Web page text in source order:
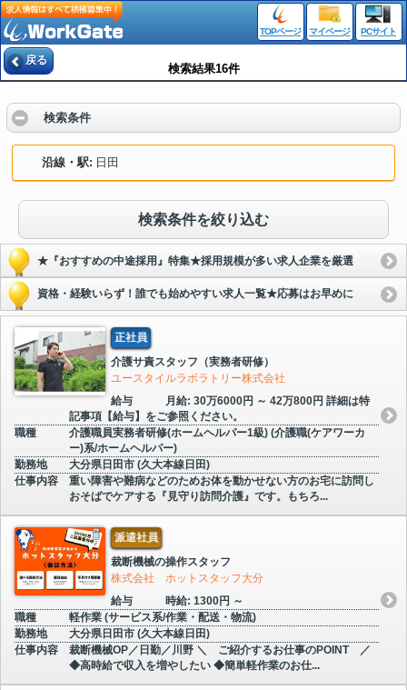
TOPページ マイページ PCサイト
戻る
検索結果16件
検索条件
沿線・駅 日田
検索条件を絞り込む
★『おすすめの中途採用』特集★採用規模が多い求人企業を厳選
資格・経験いらず！誰でも始めやすい求人一覧★応募はお早めに
正社員
介護サ責スタッフ（実務者研修）
ユースタイルラボラトリー株式会社
給与
月給: 30万6000円 ～ 42万800円 詳細は特
記事項【給与】をご参照ください。
職種
介護職員実務者研修(ホームヘルパー1級) (介護職(ケアワーカ
ー)系/ホームヘルパー)
勤務地
大分県日田市 (久大本線日田)
仕事内容
重い障害や難病などのためお体を動かせない方のお宅に訪問し
おそばでケアする『見守り訪問介護』です。もちろ...
派遣社員
裁断機械の操作スタッフ
株式会社 ホットスタッフ大分
給与
時給: 1300円 ～
職種
軽作業 (サービス系/作業・配送・物流)
勤務地
大分県日田市 (久大本線日田)
仕事内容
裁断機械OP／日勤／川野 ＼ ご紹介するお仕事のPOINT ／
◆高時給で収入を増やしたい ◆簡単軽作業のお仕...